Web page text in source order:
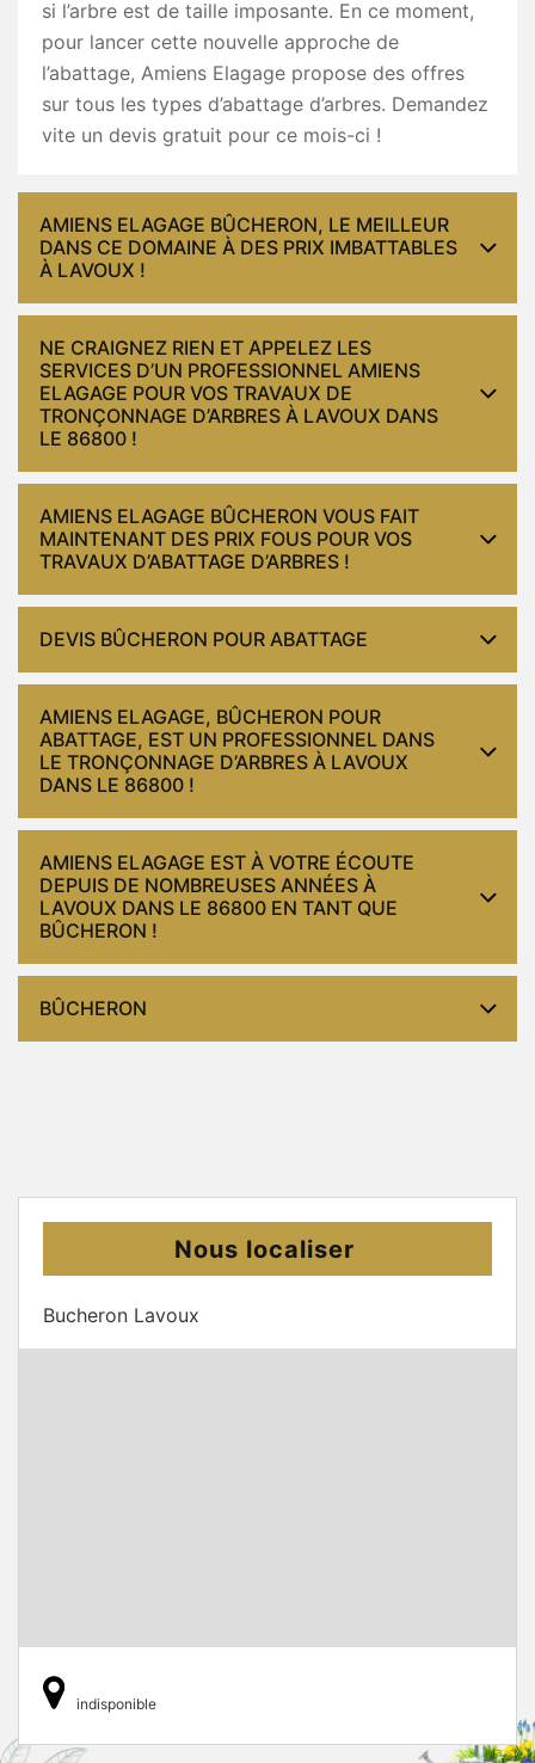
si l’arbre est de taille imposante. En ce moment,
pour lancer cette nouvelle approche de
l’abattage, Amiens Elagage propose des offres
sur tous les types d’abattage d’arbres. Demandez
vite un devis gratuit pour ce mois-ci !
AMIENS ELAGAGE BÛCHERON, LE MEILLEUR
DANS CE DOMAINE À DES PRIX IMBATTABLES
À LAVOUX !
NE CRAIGNEZ RIEN ET APPELEZ LES
SERVICES D’UN PROFESSIONNEL AMIENS
ELAGAGE POUR VOS TRAVAUX DE
TRONÇONNAGE D’ARBRES À LAVOUX DANS
LE 86800 !
AMIENS ELAGAGE BÛCHERON VOUS FAIT
MAINTENANT DES PRIX FOUS POUR VOS
TRAVAUX D’ABATTAGE D’ARBRES !
DEVIS BÛCHERON POUR ABATTAGE
AMIENS ELAGAGE, BÛCHERON POUR
ABATTAGE, EST UN PROFESSIONNEL DANS
LE TRONÇONNAGE D’ARBRES À LAVOUX
DANS LE 86800 !
AMIENS ELAGAGE EST À VOTRE ÉCOUTE
DEPUIS DE NOMBREUSES ANNÉES À
LAVOUX DANS LE 86800 EN TANT QUE
BÛCHERON !
BÛCHERON
Nous localiser
Bucheron Lavoux
indisponible